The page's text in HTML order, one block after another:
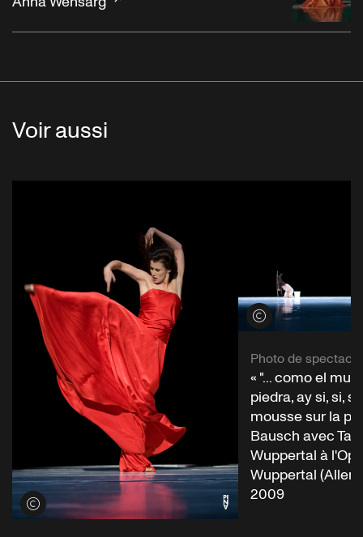
Voir aussi
Voir les crédits
Voir les crédits
Photo de spectacle
« "... como el
piedra, ay si, si,
mousse sur la
Bausch avec
Wuppertal à
Wuppertal
2009